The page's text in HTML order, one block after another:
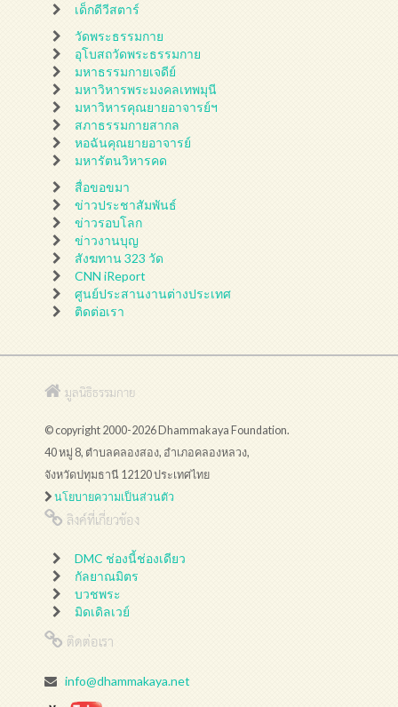
เด็กดีวีสตาร์
วัดพระธรรมกาย
อุโบสถวัดพระธรรมกาย
มหาธรรมกายเจดีย์
มหาวิหารพระมงคลเทพมุนี
มหาวิหารคุณยายอาจารย์ฯ
สภาธรรมกายสากล
หอฉันคุณยายอาจารย์
มหารัตนวิหารคด
สื่อขอขมา
ข่าวประชาสัมพันธ์
ข่าวรอบโลก
ข่าวงานบุญ
สังฆทาน 323 วัด
CNN iReport
ศูนย์ประสานงานต่างประเทศ
ติดต่อเรา
มูลนิธิธรรมกาย
© copyright 2000-2026 Dhammakaya Foundation.
40 หมู่ 8, ตำบลคลองสอง, อำเภอคลองหลวง,
จังหวัดปทุมธานี 12120 ประเทศไทย
นโยบายความเป็นส่วนตัว
ลิงค์ที่เกี่ยวข้อง
DMC ช่องนี้ช่องเดียว
กัลยาณมิตร
บวชพระ
มิดเดิลเวย์
ติดต่อเรา
info@dhammakaya.net